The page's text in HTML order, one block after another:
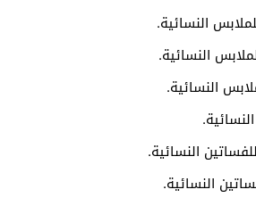
النسائية.
النسائية.
النسائية.
النسائية.
النسائية.